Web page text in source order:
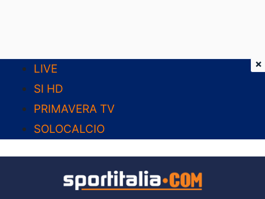
contenuto
LIVE
SI HD
PRIMAVERA TV
SOLOCALCIO
×